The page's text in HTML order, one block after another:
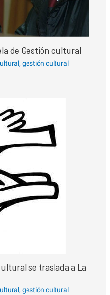
de Gestión cultural
,gestión cultural
se traslada a La
,gestión cultural